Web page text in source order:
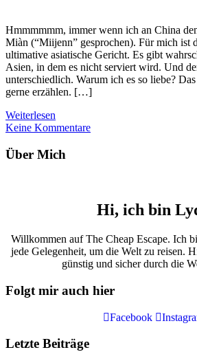
Hmmmmmm, immer wenn ich an China
Miàn (“Miijenn” gesprochen). Für mich ist
ultimative asiatische Gericht. Es gibt
Asien, in dem es nicht serviert wird. Und
unterschiedlich. Warum ich es so liebe?
gerne erzählen. […]
Weiterlesen
Keine Kommentare
Über Mich
Hi, ich bin
Willkommen auf The Cheap Escape. Ich
jede Gelegenheit, um die Welt zu reisen.
günstig und sicher durch die
Folgt mir auch hier
Facebook
Letzte Beiträge